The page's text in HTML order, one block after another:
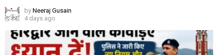
by Neeraj Gusain
4 days ago